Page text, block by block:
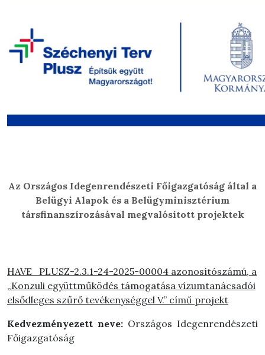
Az Országos Idegenrendészeti Főigazgatóság által a
Belügyi Alapok és a Belügyminisztérium
társfinanszírozásával megvalósított projektek
HAVE_PLUSZ-2.3.1-24-2025-00004 azonosítószámú, a
„Konzuli együttműködés támogatása vízumtanácsadói
elsődleges szűrő tevékenységgel V.” című projekt
Kedvezményezett neve: Országos Idegenrendészeti
Főigazgatóság